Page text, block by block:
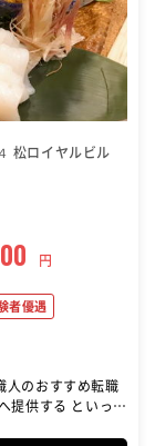
松ロイヤルビル
円
者優遇
人のおすすめ転職